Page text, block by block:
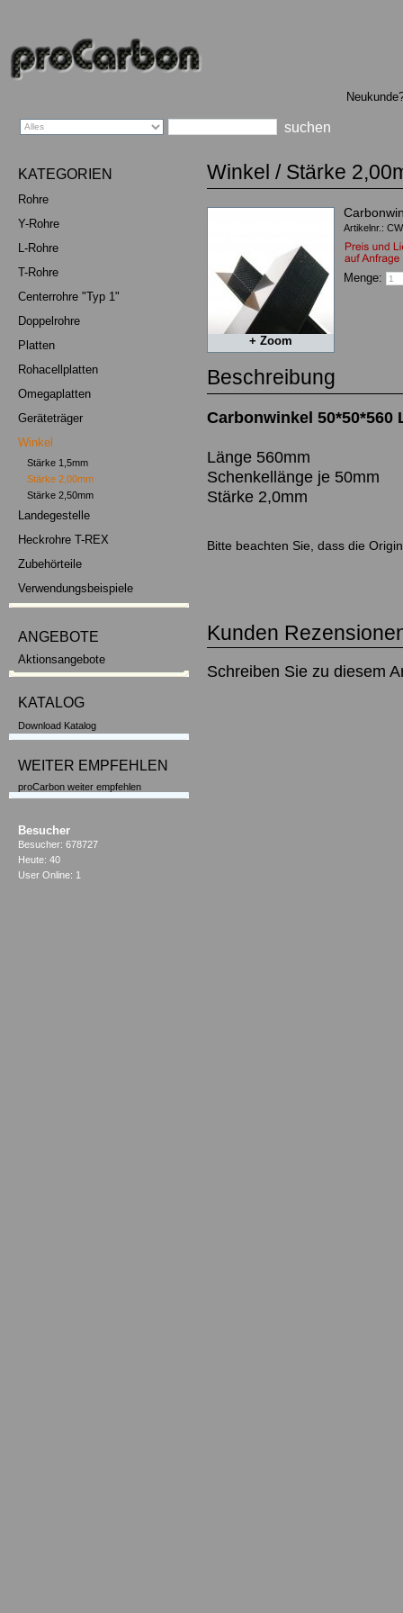
KATEGORIEN
Rohre
Y-Rohre
L-Rohre
T-Rohre
Centerrohre "Typ 1"
Doppelrohre
Platten
Rohacellplatten
Omegaplatten
Geräteträger
Winkel
Stärke 1,5mm
Stärke 2,00mm
Stärke 2,50mm
Landegestelle
Heckrohre T-REX
Zubehörteile
Verwendungsbeispiele
ANGEBOTE
Aktionsangebote
KATALOG
Download Katalog
WEITER EMPFEHLEN
proCarbon weiter empfehlen
Winkel / Stärke
+ Zoom
Artikelnr.:
Menge:
Beschreibung
Carbonwinkel 50*50*560
Länge 560mm
Schenkellänge je 50mm
Stärke 2,0mm
Bitte beachten Sie, dass die
Kunden
Schreiben Sie zu diesem
Besucher
Besucher: 678727
Heute: 40
User Online: 1